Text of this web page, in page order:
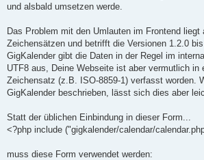
und alsbald umsetzen werde.
Das Problem mit den Umlauten im Frontend liegt
Zeichensätzen und betrifft die Versionen 1.2.0
GigKalender gibt die Daten in der Regel im
UTF8 aus, Deine Webseite ist aber vermutlich in
Zeichensatz (z.B. ISO-8859-1) verfasst worden.
GigKalender beschrieben, lässt sich dies aber
Statt der üblichen Einbindung in dieser Form...
<?php include ("gigkalender/calendar/
muss diese Form verwendet werden: